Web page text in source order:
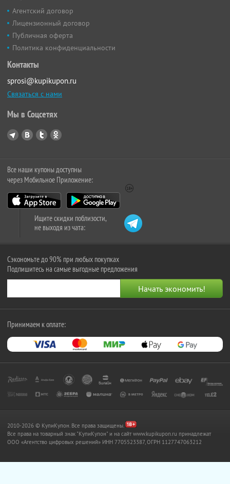
Агентский договор
Лицензионный договор
Публичная оферта
Политика конфиденциальности
Контакты
sprosi@kupikupon.ru
Связаться с нами
Мы в Соцсетях
Все наши купоны доступны
через Мобильное Приложение:
Ищите скидки поблизости,
не выходя из чата:
Сэкономьте до 90% при любых покупках
Подпишитесь на самые выгодные предложения
Принимаем к оплате:
2010-2026 © КупиКупон. Все права защищены.
Все права на товарный знак "КупиКупон" и на сайт www.kupikupon.ru принадлежат
OOO «Агентство цифровых решений» ИНН 7705523387, ОГРН 1127747063212